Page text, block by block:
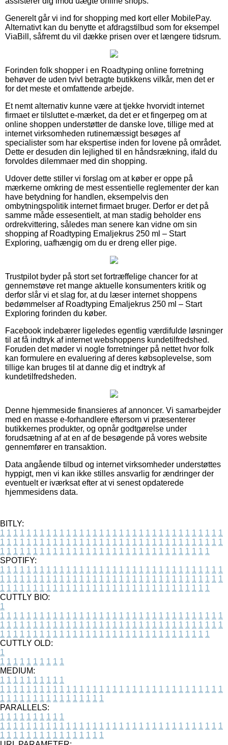
Generelt går vi ind for shopping med kort eller MobilePay.
Alternativt kan du benytte et afdragstilbud som for eksempel
ViaBill, såfremt du vil dække prisen over et længere tidsrum.
Forinden folk shopper i en Roadtyping online forretning
behøver de uden tvivl betragte butikkens vilkår, men det er
for det meste et omfattende arbejde.
Et nemt alternativ kunne være at tjekke hvorvidt internet
firmaet er tilsluttet e-mærket, da det er et fingerpeg om at
online shoppen understøtter de danske love, tillige med at
internet virksomheden rutinemæssigt besøges af
specialister som har ekspertise inden for lovene på området.
Dette er desuden din lejlighed til en håndsrækning, ifald du
forvoldes dilemmaer med din shopping.
Udover dette stiller vi forslag om at køber er oppe på
mærkerne omkring de mest essentielle reglementer der kan
have betydning for handlen, eksempelvis den
ombytningspolitik internet firmaet bruger. Derfor er det på
samme måde essesentielt, at man stadig beholder ens
ordrekvittering, således man senere kan vidne om sin
shopping af Roadtyping Emaljekrus 250 ml – Start
Exploring, uafhængig om du er dreng eller pige.
Trustpilot byder på stort set fortræffelige chancer for at
gennemstøve ret mange aktuelle konsumenters kritik og
derfor slår vi et slag for, at du læser internet shoppens
bedømmelser af Roadtyping Emaljekrus 250 ml – Start
Exploring forinden du køber.
Facebook indebærer ligeledes egentlig værdifulde løsninger
til at få indtryk af internet webshoppens kundetilfredshed.
Foruden det møder vi nogle forretninger på nettet hvor folk
kan formulere en evaluering af deres købsoplevelse, som
tillige kan bruges til at danne dig et indtryk af
kundetilfredsheden.
Denne hjemmeside finansieres af annoncer. Vi samarbejder
med en masse e-forhandlere eftersom vi præsenterer
butikkernes produkter, og opnår godtgørelse under
forudsætning af at en af de besøgende på vores website
gennemfører en transaktion.
Data angående tilbud og internet virksomheder understøttes
hyppigt, men vi kan ikke stilles ansvarlig for ændringer der
eventuelt er iværksat efter at vi senest opdaterede
hjemmesidens data.
BITLY:
1 1 1 1 1 1 1 1 1 1 1 1 1 1 1 1 1 1 1 1 1 1 1 1 1 1 1 1 1 1 1 1 1 1
1 1 1 1 1 1 1 1 1 1 1 1 1 1 1 1 1 1 1 1 1 1 1 1 1 1 1 1 1 1 1 1 1 1
1 1 1 1 1 1 1 1 1 1 1 1 1 1 1 1 1 1 1 1 1 1 1 1 1 1 1 1 1 1 1 1
SPOTIFY:
1 1 1 1 1 1 1 1 1 1 1 1 1 1 1 1 1 1 1 1 1 1 1 1 1 1 1 1 1 1 1 1 1 1
1 1 1 1 1 1 1 1 1 1 1 1 1 1 1 1 1 1 1 1 1 1 1 1 1 1 1 1 1 1 1 1 1 1
1 1 1 1 1 1 1 1 1 1 1 1 1 1 1 1 1 1 1 1 1 1 1 1 1 1 1 1 1 1 1 1
CUTTLY BIO:
1
1 1 1 1 1 1 1 1 1 1 1 1 1 1 1 1 1 1 1 1 1 1 1 1 1 1 1 1 1 1 1 1 1 1
1 1 1 1 1 1 1 1 1 1 1 1 1 1 1 1 1 1 1 1 1 1 1 1 1 1 1 1 1 1 1 1 1 1
1 1 1 1 1 1 1 1 1 1 1 1 1 1 1 1 1 1 1 1 1 1 1 1 1 1 1 1 1 1 1 1
CUTTLY OLD:
1
1 1 1 1 1 1 1 1 1 1
MEDIUM:
1 1 1 1 1 1 1 1 1 1
1 1 1 1 1 1 1 1 1 1 1 1 1 1 1 1 1 1 1 1 1 1 1 1 1 1 1 1 1 1 1 1 1 1
1 1 1 1 1 1 1 1 1 1 1 1 1 1 1 1
PARALLELS:
1 1 1 1 1 1 1 1 1 1
1 1 1 1 1 1 1 1 1 1 1 1 1 1 1 1 1 1 1 1 1 1 1 1 1 1 1 1 1 1 1 1 1 1
1 1 1 1 1 1 1 1 1 1 1 1 1 1 1 1